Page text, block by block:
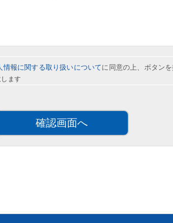
情報に関する取り扱いについてに同意の上、ボタンを
します